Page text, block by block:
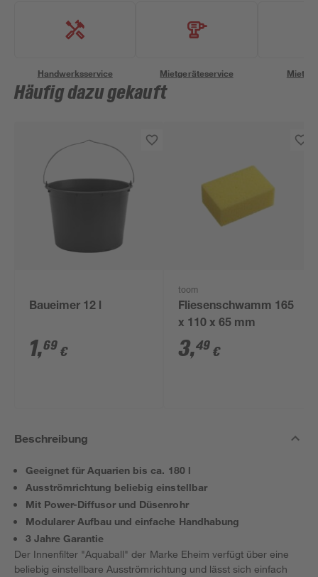
Handwerksservice Mietgeräteservice
Häufig dazu gekauft
Baueimer 12 l
1,69 €
toom
Fliesenschwamm 165
x 110 x 65 mm
3,49 €
Beschreibung
Geeignet für Aquarien bis ca. 180 l
Ausströmrichtung beliebig einstellbar
Mit Power-Diffusor und Düsenrohr
Modularer Aufbau und einfache Handhabung
3 Jahre Garantie
Der Innenfilter "Aquaball" der Marke Eheim verfügt über eine
beliebig einstellbare Ausströmrichtung und lässt sich einfach